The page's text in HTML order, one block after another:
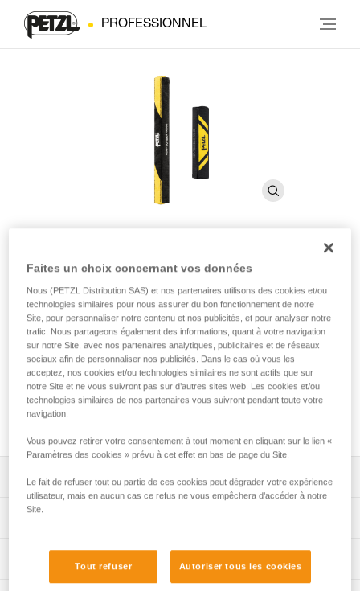
PROFESSIONNEL
Pochette ASAP'SORBER
AXESS
Pochette de rechange pour absorbeur d'énergie
ASAP'SORBER AXESS
Pochette de rechange pour l'absorbeur d'énergie
ASAP'SORBER AXESS. Plusieurs références disponibles en
Descriptif
Pochette ASAP'SORBER AXESS, référence L071EC00,
Pochette ASAP'SORBER AXESS, référence L071EA00,
Référence : L071EA00
Faites un choix concernant vos données
Nous (PETZL Distribution SAS) et nos partenaires utilisons des cookies et/ou
technologies similaires pour nous assurer du bon fonctionnement de notre
Site, pour personnaliser notre contenu et nos publicités, et pour analyser notre
trafic. Nous partageons également des informations, quant à votre navigation
sur notre Site, avec nos partenaires analytiques, publicitaires et de réseaux
sociaux afin de personnaliser nos publicités. Dans le cas où vous les
acceptez, nos cookies et/ou technologies similaires ne sont actifs que sur
notre Site et ne vous suivront pas sur d’autres sites web. Les cookies et/ou
technologies similaires de nos partenaires vous suivront pendant toute votre
navigation.
Vous pouvez retirer votre consentement à tout moment en cliquant sur le lien «
Paramètres des cookies » prévu à cet effet en bas de page du Site.
Le fait de refuser tout ou partie de ces cookies peut dégrader votre expérience
utilisateur, mais en aucun cas ce refus ne vous empêchera d’accéder à notre
Site.
Tout refuser Autoriser tous les cookies